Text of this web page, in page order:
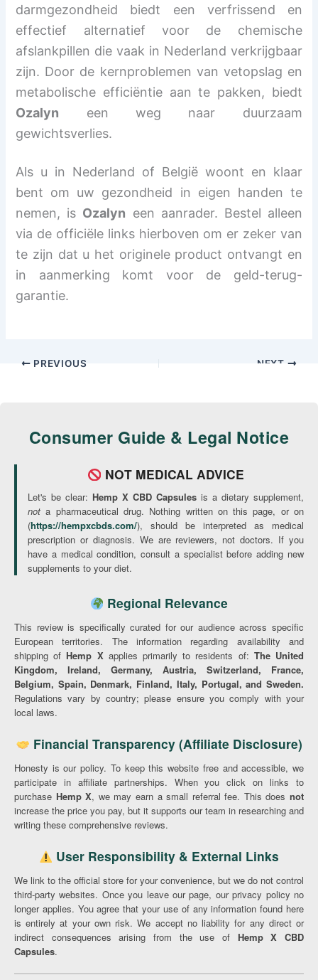
darmgezondheid biedt een verfrissend en
effectief alternatief voor de chemische
afslankpillen die vaak in Nederland verkrijgbaar
zijn. Door de kernproblemen van vetopslag en
metabolische efficiëntie aan te pakken, biedt
Ozalyn een weg naar duurzaam
gewichtsverlies.
Als u in Nederland of België woont en klaar
bent om uw gezondheid in eigen handen te
nemen, is Ozalyn een aanrader. Bestel alleen
via de officiële links hierboven om er zeker van
te zijn dat u het originele product ontvangt en
in aanmerking komt voor de geld-terug-
garantie.
PREVIOUS NEXT
Consumer Guide & Legal Notice
NOT MEDICAL ADVICE
Let's be clear: Hemp X CBD Capsules is a dietary supplement,
not a pharmaceutical drug. Nothing written on this page, or on
(https://hempxcbds.com/), should be interpreted as medical
prescription or diagnosis. We are reviewers, not doctors. If you
have a medical condition, consult a specialist before adding new
supplements to your diet.
Regional Relevance
This review is specifically curated for our audience across specific
European territories. The information regarding availability and
shipping of Hemp Xapplies primarily to residents of: The United
Kingdom, Ireland, Germany, Austria, Switzerland, France,
Belgium, Spain, Denmark, Finland, Italy, Portugal, and Sweden.
Regulations vary by country; please ensure you comply with your
local laws.
Financial Transparency (Affiliate Disclosure)
Honesty is our policy. To keep this website free and accessible, we
participate in affiliate partnerships. When you click on links to
purchase Hemp X, we may earn a small referral fee. This doesnot
increase the price you pay, but it supports our team in researching and
writing these comprehensive reviews.
User Responsibility & External Links
We link to the official store for your convenience, but we do not control
third-party websites. Once you leave our page, our privacy policy no
longer applies. You agree that your use of any information found here
is entirely at your own risk. We accept no liability for any direct or
indirect consequences arising from the use of Hemp X CBD
Capsules.